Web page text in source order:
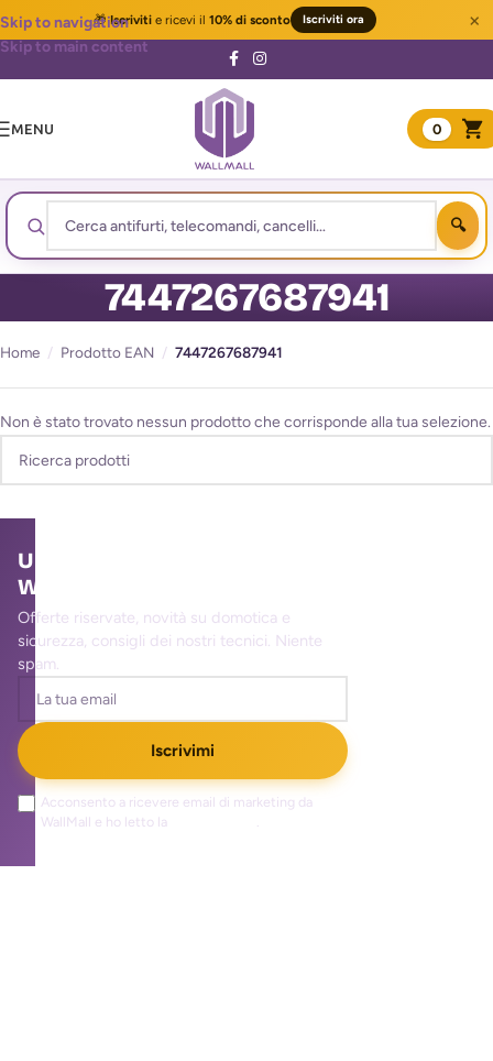
🎁Iscrivitie ricevi il 10% di sconto Iscriviti ora ×
Skip to navigation
Skip to main content
MENU 0
7447267687941
Home / Prodotto EAN / 7447267687941
Non è stato trovato nessun prodotto che corrisponde alla tua selezione.
Unisciti alla community
WallMall
Offerte riservate, novità su domotica e
sicurezza, consigli dei nostri tecnici. Niente
spam.
Iscrivimi
Acconsento a ricevere email di marketing da
WallMall e ho letto la
.